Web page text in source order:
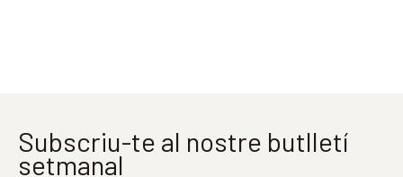
Subscriu-te al nostre butlletí
setmanal